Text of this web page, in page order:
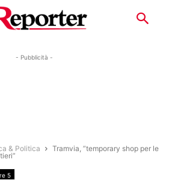
- Pubblicità -
& Politica
Tramvia, ”temporary shop per le
5